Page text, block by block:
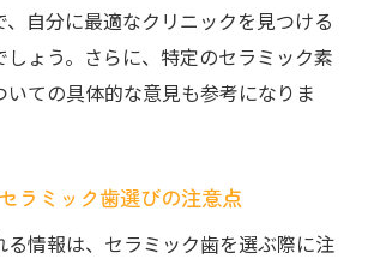
、自分に最適なクリニックを見つける
しょう。さらに、特定のセラミック素
ての具体的な意見も参考になりま
ラミック歯選びの注意点
る情報は、セラミック歯を選ぶ際に注